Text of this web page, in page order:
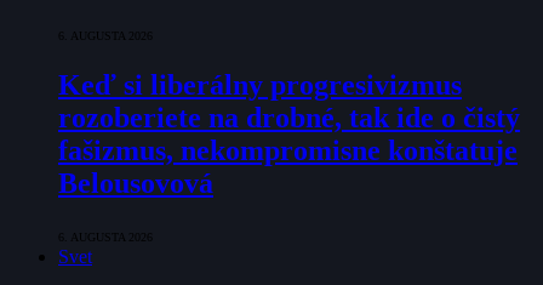
6. AUGUSTA 2026
Keď si liberálny progresivizmus
rozoberiete na drobné, tak ide o čistý
fašizmus, nekompromisne konštatuje
Belousovová
6. AUGUSTA 2026
Svet